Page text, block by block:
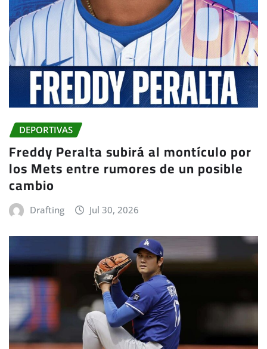
DEPORTIVAS
Freddy Peralta subirá al montículo por
los Mets entre rumores de un posible
cambio
Drafting Jul 30, 2026